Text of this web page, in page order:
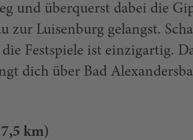
und überquerst dabei die
zur Luisenburg gelangst.
Festspiele ist einzigartig.
dich über Bad
km)